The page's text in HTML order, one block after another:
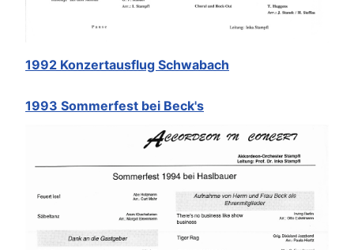
1992 Konzertausflug Schwabach
1993 Sommerfest bei Beck's